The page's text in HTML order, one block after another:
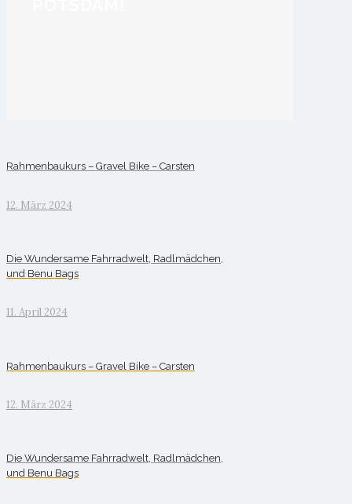
Rahmenbaukurs – Gravel Bike – Carsten
12. März 2024
Die Wundersame Fahrradwelt, Radlmädchen,
und Benu Bags
11. April 2024
Rahmenbaukurs – Gravel Bike – Carsten
12. März 2024
Die Wundersame Fahrradwelt, Radlmädchen,
und Benu Bags